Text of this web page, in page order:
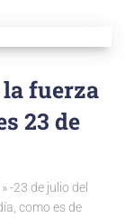
la fuerza
23 de
-23 de julio del
como es de